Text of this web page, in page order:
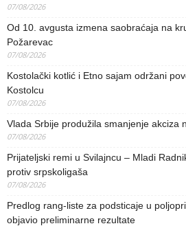
07/08/2026
Od 10. avgusta izmena saobraćaja na
Požarevac
07/08/2026
Kostolački kotlić i Etno sajam održani
Kostolcu
07/08/2026
Vlada Srbije produžila smanjenje akciza
07/08/2026
Prijateljski remi u Svilajncu – Mladi
protiv srpskoligaša
07/08/2026
Predlog rang-liste za podsticaje u
objavio preliminarne rezultate